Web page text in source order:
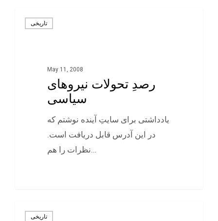
تاريخی
May 11, 2008
رصدِ تحولات نیروهای
سیاسی
یادداشتی برای سایتِ آینده نوشتم که
در این آدرس قابل دریافت است.
نظرات را هم…
تاريخی